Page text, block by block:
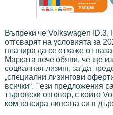
Въпреки че Volkswagen ID.3,
отговарят на условията за
планира да се откаже от
Марката вече обяви, че ще
социалния лизинг, за да
„специални лизингови
всички“. Тези предложения
търговски отговор, с който
компенсира липсата си в